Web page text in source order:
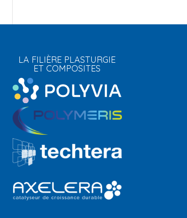
LA FILIÈRE PLASTURGIE
ET COMPOSITES